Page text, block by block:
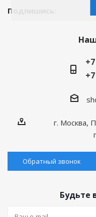
Подпишись:
г. Москва,
Обратный звонок
Будьте